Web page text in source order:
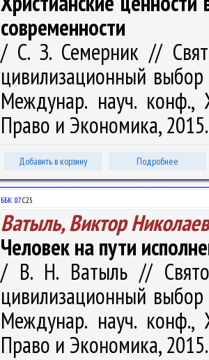
современности
/ С. З. Семерник //
цивилизационный
Междунар. науч.
Право и Экономика,
Добавить в корзину Подробнее
ББК 87.С25
Ватыль, Виктор
Человек на пути
/ В. Н. Ватыль //
цивилизационный
Междунар. науч.
Право и Экономика,